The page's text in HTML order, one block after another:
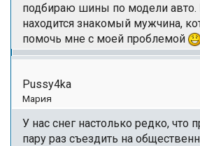
подбираю шины по модели авто.
находится знакомый мужчина,
помочь мне с моей проблемой
Pussy4ka
Мария
У нас снег настолько редко,
пару раз съездить на